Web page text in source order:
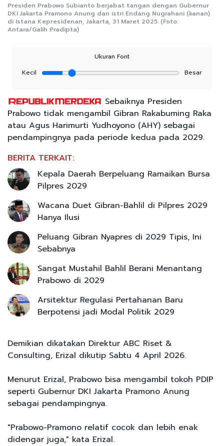
Presiden Prabowo Subianto berjabat tangan dengan Gubernur
DKI Jakarta Pramono Anung dan istri Endang Nugrahani (kanan)
di Istana Kepresidenan, Jakarta, 31 Maret 2025. (Foto:
Antara/Galih Pradipta)
Ukuran Font
Kecil
Besar
Sebaiknya Presiden
Prabowo tidak mengambil Gibran Rakabuming Raka
atau Agus Harimurti Yudhoyono (AHY) sebagai
pendampingnya pada periode kedua pada 2029.
BERITA TERKAIT:
Kepala Daerah Berpeluang Ramaikan Bursa
Pilpres 2029
Wacana Duet Gibran-Bahlil di Pilpres 2029
Hanya Ilusi
Peluang Gibran Nyapres di 2029 Tipis, Ini
Sebabnya
Sangat Mustahil Bahlil Berani Menantang
Prabowo di 2029
Arsitektur Regulasi Pertahanan Baru
Berpotensi jadi Modal Politik 2029
Demikian dikatakan Direktur ABC Riset &
Consulting, Erizal dikutip Sabtu 4 April 2026.
Menurut Erizal, Prabowo bisa mengambil tokoh PDIP
seperti Gubernur DKI Jakarta Pramono Anung
sebagai pendampingnya.
"Prabowo-Pramono relatif cocok dan lebih enak
didengar juga," kata Erizal.